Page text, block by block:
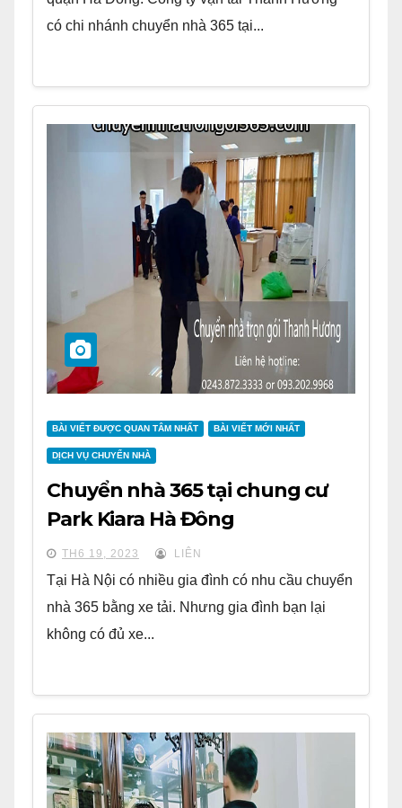
có chi nhánh chuyển nhà 365 tại...
BÀI VIẾT ĐƯỢC QUAN TÂM NHẤT BÀI VIẾT MỚI NHẤT
DỊCH VỤ CHUYỂN NHÀ
Chuyển nhà 365 tại chung cư
Park Kiara Hà Đông
TH6 19, 2023 LIÊN
Tại Hà Nội có nhiều gia đình có nhu cầu chuyển
nhà 365 bằng xe tải. Nhưng gia đình bạn lại
không có đủ xe...